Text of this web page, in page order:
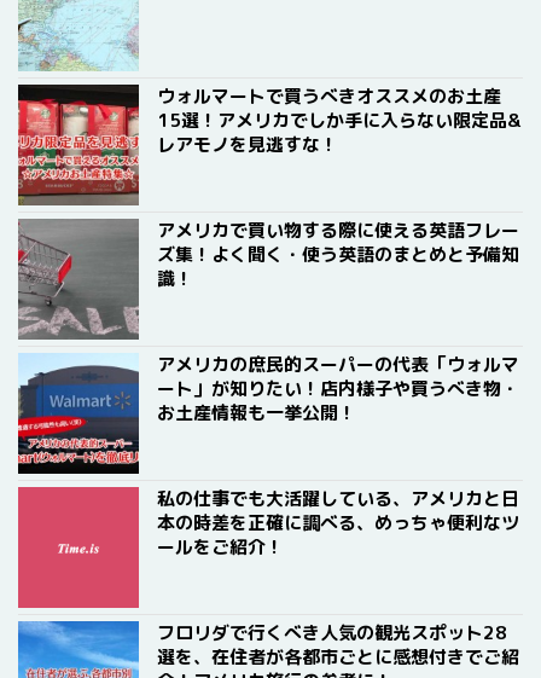
ウォルマートで買うべきオススメのお土産
15選！アメリカでしか手に入らない限定品&
レアモノを見逃すな！
アメリカで買い物する際に使える英語フレー
ズ集！よく聞く・使う英語のまとめと予備知
識！
アメリカの庶民的スーパーの代表「ウォルマ
ート」が知りたい！店内様子や買うべき物・
お土産情報も一挙公開！
私の仕事でも大活躍している、アメリカと日
本の時差を正確に調べる、めっちゃ便利なツ
ールをご紹介！
フロリダで行くべき人気の観光スポット28
選を、在住者が各都市ごとに感想付きでご紹